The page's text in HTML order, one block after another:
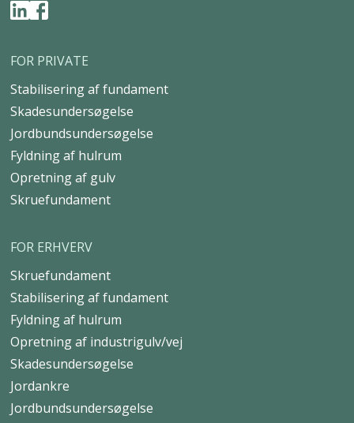
FOR PRIVATE
Stabilisering af fundament
Skadesundersøgelse
Jordbundsundersøgelse
Fyldning af hulrum
Opretning af gulv
Skruefundament
FOR ERHVERV
Skruefundament
Stabilisering af fundament
Fyldning af hulrum
Opretning af industrigulv/vej
Skadesundersøgelse
Jordankre
Jordbundsundersøgelse